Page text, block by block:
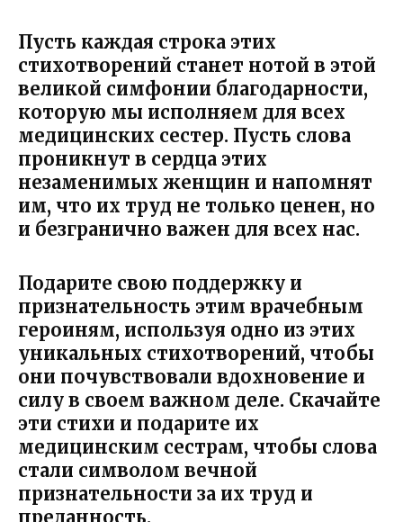
Пусть каждая строка этих
стихотворений станет нотой в этой
великой симфонии благодарности,
которую мы исполняем для всех
медицинских сестер. Пусть слова
проникнут в сердца этих
незаменимых женщин и напомнят
им, что их труд не только ценен, но
и безгранично важен для всех нас.
Подарите свою поддержку и
признательность этим врачебным
героиням, используя одно из этих
уникальных стихотворений, чтобы
они почувствовали вдохновение и
силу в своем важном деле. Скачайте
эти стихи и подарите их
медицинским сестрам, чтобы слова
стали символом вечной
признательности за их труд и
преданность.